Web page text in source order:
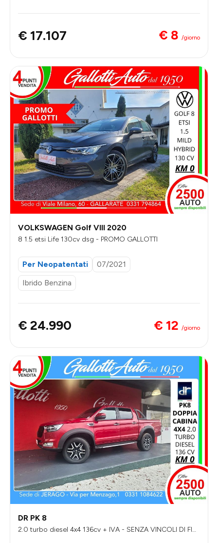
€ 17.107 € 8 /giorno
VOLKSWAGEN Golf VIII 2020
8 1.5 etsi Life 130cv dsg - PROMO GALLOTTI
Per Neopatentati
07/2021
Ibrido Benzina
€ 24.990 € 12 /giorno
DR PK 8
2.0 turbo diesel 4x4 136cv + IVA - SENZA VINCOLI DI FIN